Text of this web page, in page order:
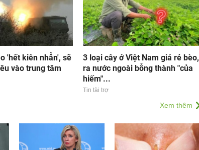
'hết kiên nhẫn', sẽ
vào trung tâm
3 loại cây ở Việt Nam giá rẻ bèo,
ra nước ngoài bỗng thành "của
hiếm"...
Tin tài trợ
Xem thêm